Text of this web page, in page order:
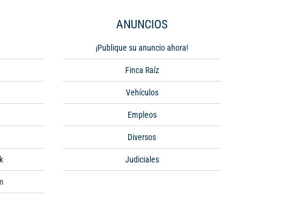
ANUNCIOS
¡Publique su anuncio ahora!
Finca Raíz
Vehículos
Empleos
Diversos
Judiciales